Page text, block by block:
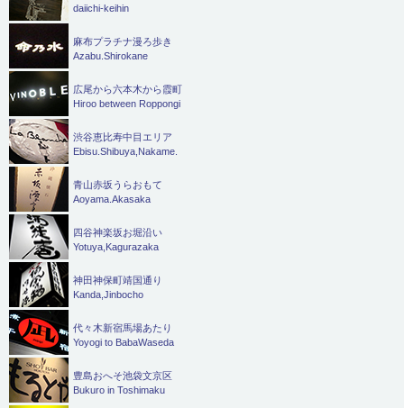
daiichi-keihin
麻布プラチナ漫ろ歩き
Azabu.Shirokane
広尾から六本木から霞町
Hiroo between Roppongi
渋谷恵比寿中目エリア
Ebisu.Shibuya,Nakame.
青山赤坂うらおもて
Aoyama.Akasaka
四谷神楽坂お堀沿い
Yotuya,Kagurazaka
神田神保町靖国通り
Kanda,Jinbocho
代々木新宿馬場あたり
Yoyogi to BabaWaseda
豊島おへそ池袋文京区
Bukuro in Toshimaku